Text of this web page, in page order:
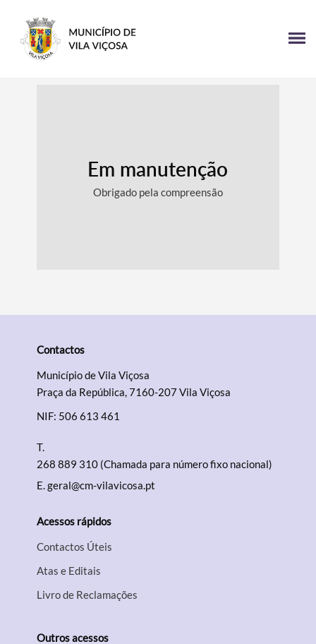
Termo de Pesquisa
Categorias gerais
Filtros
Em manutenção
Obrigado pela compreensão
Contactos
Município de Vila Viçosa
Praça da República, 7160-207 Vila Viçosa
NIF: 506 613 461
T.
268 889 310 (Chamada para número fixo nacional)
E.geral@cm-vilavicosa.pt
Acessos rápidos
Contactos Úteis
Atas e Editais
Livro de Reclamações
Outros acessos